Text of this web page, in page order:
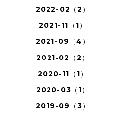
2022-02（2）
2021-11（1）
2021-09（4）
2021-02（2）
2020-11（1）
2020-03（1）
2019-09（3）